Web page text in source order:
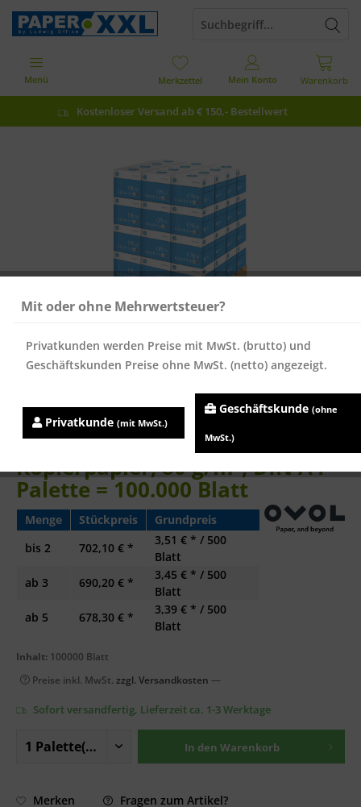
Kostenloser Versand ab € 150,- Bestellwert
Warenkorb
Merkzettel Mein Konto
Menü
HP OFFICE CHP110
Kopierpapier, 80 g/m², DIN A4 -
Palette = 100.000 Blatt
Menge Stückpreis
Grundpreis
bis 2 702,10 € *
3,51 € * / 500
Blatt
ab 3 690,20 € *
3,45 € * / 500
Blatt
ab 5 678,30 € *
3,39 € * / 500
Blatt
Inhalt: 100000 Blatt
Preise inkl. MwSt. zzgl. Versandkosten —
Sofort versandfertig, Lieferzeit ca. 1-3 Werktage
In den Warenkorb
Merken Fragen zum Artikel?
Mit oder ohne Mehrwertsteuer?
Privatkunden werden Preise mit MwSt. (brutto) und
Geschäftskunden Preise ohne MwSt. (netto) angezeigt.
Privatkunde (mit MwSt.)
Geschäftskunde (ohne
MwSt.)